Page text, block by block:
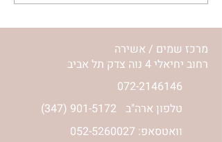
השיעור לתשעה באב | הר'
ימימה מזרחי
מרכז שמים / אשירה
רחוב יחיאלי 4 נוה צדק תל אביב
072-2146146
(347) 901-5172 טלפון ארה"ב
וואטסאפ: 052-5260027